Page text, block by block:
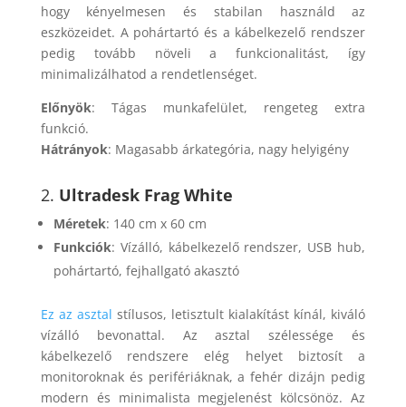
hogy kényelmesen és stabilan használd az
eszközeidet. A pohártartó és a kábelkezelő rendszer
pedig tovább növeli a funkcionalitást, így
minimalizálhatod a rendetlenséget.
Előnyök: Tágas munkafelület, rengeteg extra
funkció.
Hátrányok: Magasabb árkategória, nagy helyigény
2. Ultradesk Frag White
Méretek: 140 cm x 60 cm
Funkciók: Vízálló, kábelkezelő rendszer, USB hub,
pohártartó, fejhallgató akasztó
Ez az asztal stílusos, letisztult kialakítást kínál, kiváló
vízálló bevonattal. Az asztal szélessége és
kábelkezelő rendszere elég helyet biztosít a
monitoroknak és perifériáknak, a fehér dizájn pedig
modern és minimalista megjelenést kölcsönöz. Az